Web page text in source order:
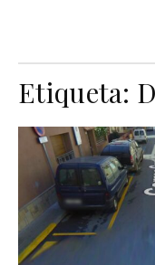
Etiqueta: